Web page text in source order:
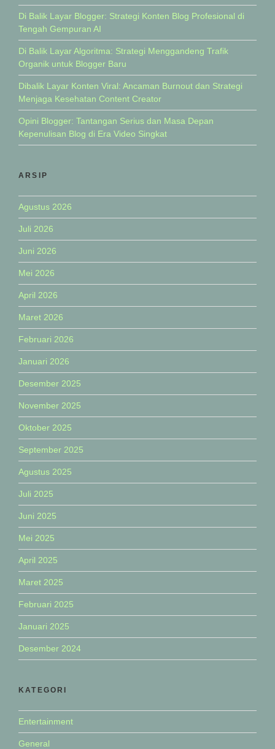
Di Balik Layar Blogger: Strategi Konten Blog Profesional di
Tengah Gempuran AI
Di Balik Layar Algoritma: Strategi Menggandeng Trafik
Organik untuk Blogger Baru
Dibalik Layar Konten Viral: Ancaman Burnout dan Strategi
Menjaga Kesehatan Content Creator
Opini Blogger: Tantangan Serius dan Masa Depan
Kepenulisan Blog di Era Video Singkat
ARSIP
Agustus 2026
Juli 2026
Juni 2026
Mei 2026
April 2026
Maret 2026
Februari 2026
Januari 2026
Desember 2025
November 2025
Oktober 2025
September 2025
Agustus 2025
Juli 2025
Juni 2025
Mei 2025
April 2025
Maret 2025
Februari 2025
Januari 2025
Desember 2024
KATEGORI
Entertainment
General